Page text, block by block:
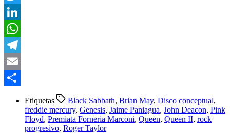
Twitter
LinkedIn
WhatsApp
Telegram
Email
Etiquetas Black Sabbath, Brian May, Disco conceptual,
freddie mercury, Genesis, Jaime Paniagua, John Deacon, Pink
Floyd, Premiata Forneria Marconi, Queen, Queen II, rock
progresivo, Roger Taylor